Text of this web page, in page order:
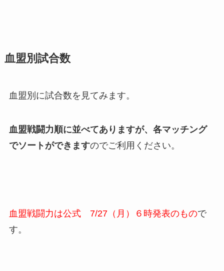
血盟別試合数
血盟別に試合数を見てみます。
血盟戦闘力順に並べてありますが、各マッチング
でソートができますのでご利用ください。
血盟戦闘力は公式 7/27（月）６時発表のもので
す。